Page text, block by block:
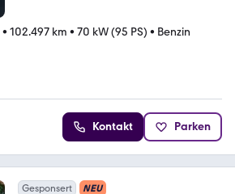
• 102.497 km • 70 kW (95 PS) • Benzin
Kontakt Parken
Gesponsert NEU